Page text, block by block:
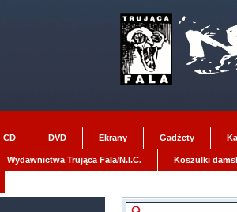
CD DVD Ekrany Gadżety
Wydawnictwa Trująca Fala/N.I.C. Koszulki